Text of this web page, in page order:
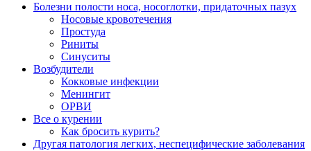
Болезни полости носа, носоглотки, придаточных пазух
Носовые кровотечения
Простуда
Риниты
Синуситы
Возбудители
Кокковые инфекции
Менингит
ОРВИ
Все о курении
Как бросить курить?
Другая патология легких, неспецифические заболевания